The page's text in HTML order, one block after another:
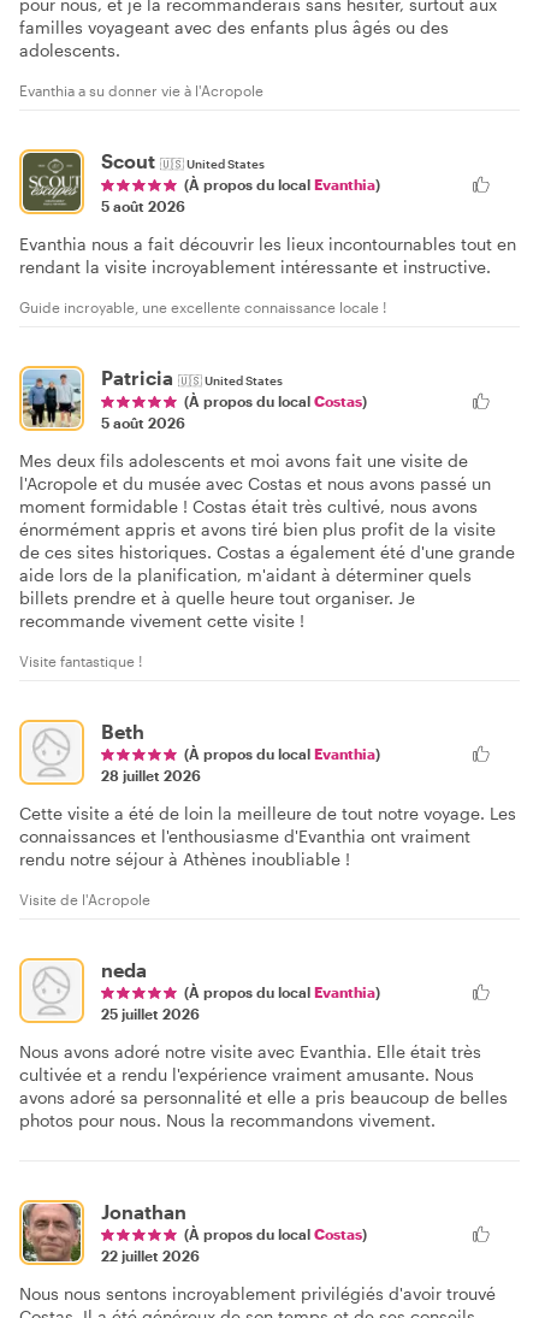
pour nous, et je la recommanderais sans hésiter, surtout aux
familles voyageant avec des enfants plus âgés ou des
adolescents.
Evanthia a su donner vie à l'Acropole
Scout 🇺🇸United States
(À propos du local Evanthia)
5 août 2026
Evanthia nous a fait découvrir les lieux incontournables tout en
rendant la visite incroyablement intéressante et instructive.
Guide incroyable, une excellente connaissance locale !
Patricia 🇺🇸United States
(À propos du local Costas)
5 août 2026
Mes deux fils adolescents et moi avons fait une visite de
l'Acropole et du musée avec Costas et nous avons passé un
moment formidable ! Costas était très cultivé, nous avons
énormément appris et avons tiré bien plus profit de la visite
de ces sites historiques. Costas a également été d'une grande
aide lors de la planification, m'aidant à déterminer quels
billets prendre et à quelle heure tout organiser. Je
recommande vivement cette visite !
Visite fantastique !
Beth
(À propos du local Evanthia)
28 juillet 2026
Cette visite a été de loin la meilleure de tout notre voyage. Les
connaissances et l'enthousiasme d'Evanthia ont vraiment
rendu notre séjour à Athènes inoubliable !
Visite de l'Acropole
neda
(À propos du local Evanthia)
25 juillet 2026
Nous avons adoré notre visite avec Evanthia. Elle était très
cultivée et a rendu l'expérience vraiment amusante. Nous
avons adoré sa personnalité et elle a pris beaucoup de belles
photos pour nous. Nous la recommandons vivement.
Jonathan
(À propos du local Costas)
22 juillet 2026
Nous nous sentons incroyablement privilégiés d'avoir trouvé